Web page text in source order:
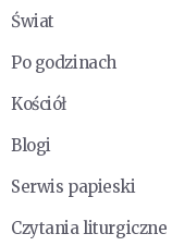
Świat
Po godzinach
Kościół
Blogi
Serwis papieski
Czytania liturgiczne